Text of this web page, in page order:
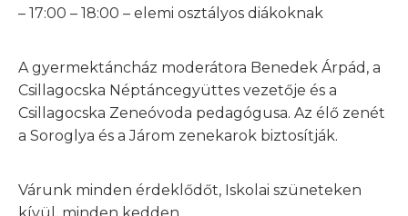
– 17:00 – 18:00 – elemi osztályos diákoknak
A gyermektáncház moderátora Benedek Árpád, a
Csillagocska Néptáncegyüttes vezetője és a
Csillagocska Zeneóvoda pedagógusa. Az élő zenét
a Soroglya és a Járom zenekarok biztosítják.
Várunk minden érdeklődőt, Iskolai szüneteken
kívül, minden kedden.